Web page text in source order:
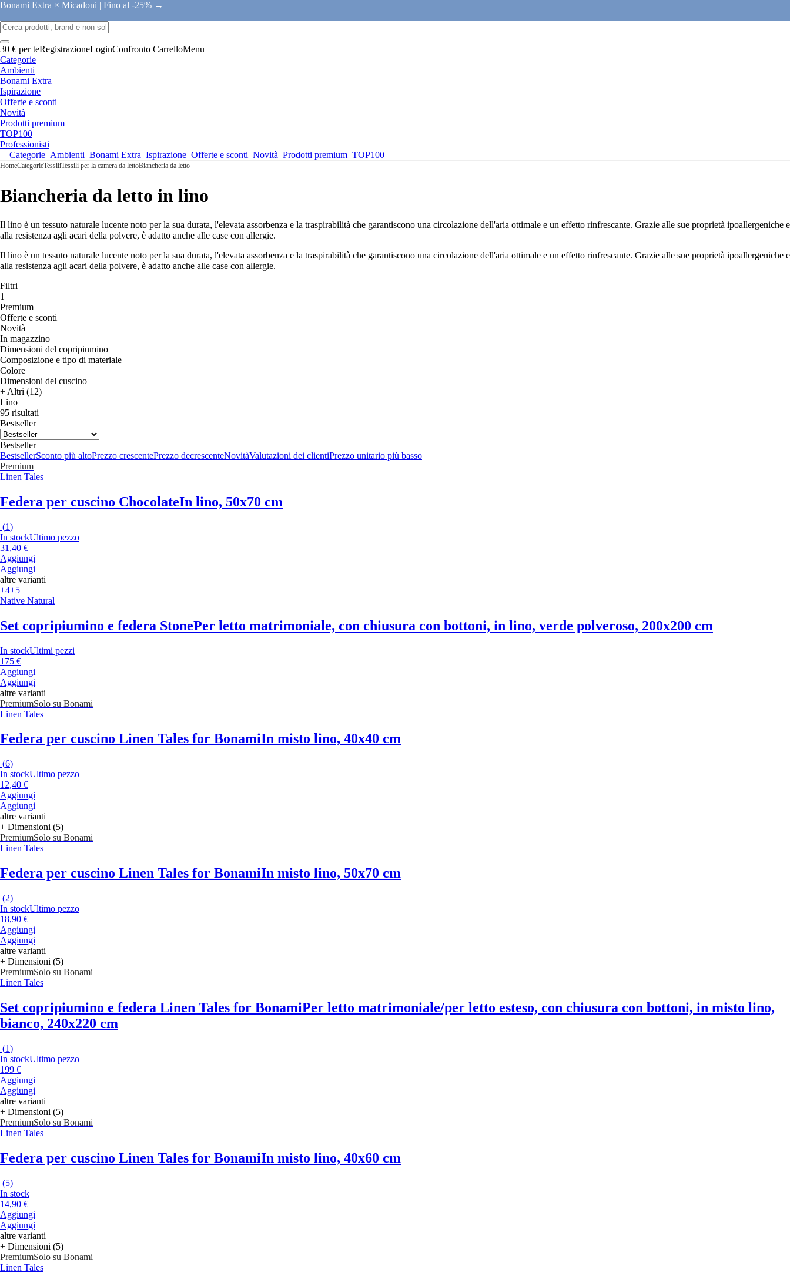
Bonami Extra × Micadoni | Fino al -25% →
30 € per teRegistrazioneLoginConfronto CarrelloMenu
Categorie
Ambienti
Bonami Extra
Ispirazione
Offerte e sconti
Novità
Prodotti premium
TOP100
Professionisti
Categorie Ambienti Bonami Extra Ispirazione Offerte e sconti Novità Prodotti premium TOP100
HomeCategorieTessiliTessili per la camera da lettoBiancheria da letto
Biancheria da letto in lino
Il lino è un tessuto naturale lucente noto per la sua durata, l'elevata assorbenza e la traspirabilità che garantiscono una circolazione dell'aria ottimale e un effetto rinfrescante. Grazie alle sue proprietà ipoallergeniche e
alla resistenza agli acari della polvere, è adatto anche alle case con allergie.
Il lino è un tessuto naturale lucente noto per la sua durata, l'elevata assorbenza e la traspirabilità che garantiscono una circolazione dell'aria ottimale e un effetto rinfrescante. Grazie alle sue proprietà ipoallergeniche e
alla resistenza agli acari della polvere, è adatto anche alle case con allergie.
Filtri
1
Premium
Offerte e sconti
Novità
In magazzino
Dimensioni del copripiumino
Composizione e tipo di materiale
Colore
Dimensioni del cuscino
+ Altri (12)
Lino
95 risultati
Bestseller
Bestseller
BestsellerSconto più altoPrezzo crescentePrezzo decrescenteNovitàValutazioni dei clientiPrezzo unitario più basso
Premium
Linen Tales
Federa per cuscino ChocolateIn lino, 50x70 cm
(1)
In stockUltimo pezzo
31,40 €
Aggiungi
Aggiungi
altre varianti
+4+5
Native Natural
Set copripiumino e federa StonePer letto matrimoniale, con chiusura con bottoni, in lino, verde polveroso, 200x200 cm
In stockUltimi pezzi
175 €
Aggiungi
Aggiungi
altre varianti
PremiumSolo su Bonami
Linen Tales
Federa per cuscino Linen Tales for BonamiIn misto lino, 40x40 cm
(6)
In stockUltimo pezzo
12,40 €
Aggiungi
Aggiungi
altre varianti
+ Dimensioni (5)
PremiumSolo su Bonami
Linen Tales
Federa per cuscino Linen Tales for BonamiIn misto lino, 50x70 cm
(2)
In stockUltimo pezzo
18,90 €
Aggiungi
Aggiungi
altre varianti
+ Dimensioni (5)
PremiumSolo su Bonami
Linen Tales
Set copripiumino e federa Linen Tales for BonamiPer letto matrimoniale/per letto esteso, con chiusura con bottoni, in misto lino,
bianco, 240x220 cm
(1)
In stockUltimo pezzo
199 €
Aggiungi
Aggiungi
altre varianti
+ Dimensioni (5)
PremiumSolo su Bonami
Linen Tales
Federa per cuscino Linen Tales for BonamiIn misto lino, 40x60 cm
(5)
In stock
14,90 €
Aggiungi
Aggiungi
altre varianti
+ Dimensioni (5)
PremiumSolo su Bonami
Linen Tales